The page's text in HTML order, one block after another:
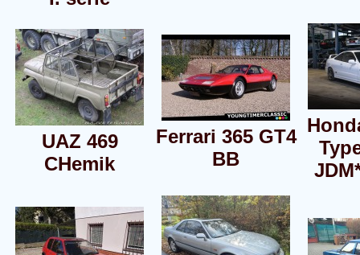
UAZ 469
CHemik
Ferrari 365 GT4
BB